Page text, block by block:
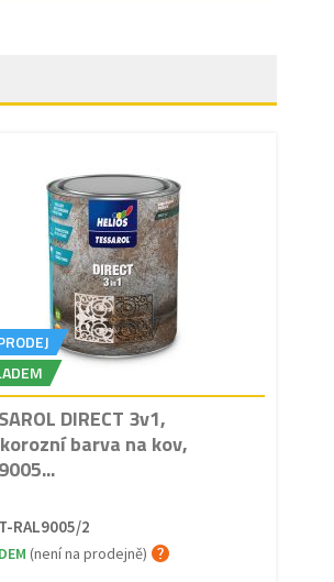
DIRECT 3v1,
barva na kov,
T-RAL9005/2
(není na prodejně)